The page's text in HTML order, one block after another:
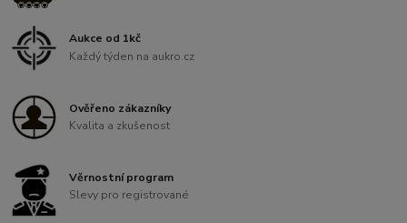
Aukce od 1kč
Každý týden na aukro.cz
Ověřeno zákazníky
Kvalita a zkušenost
Věrnostní program
Slevy pro registrované